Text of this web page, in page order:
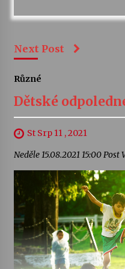
Next Post
Různé
Dětské
St Srp 11 , 2021
Neděle 15.08.2021 15:00 Post